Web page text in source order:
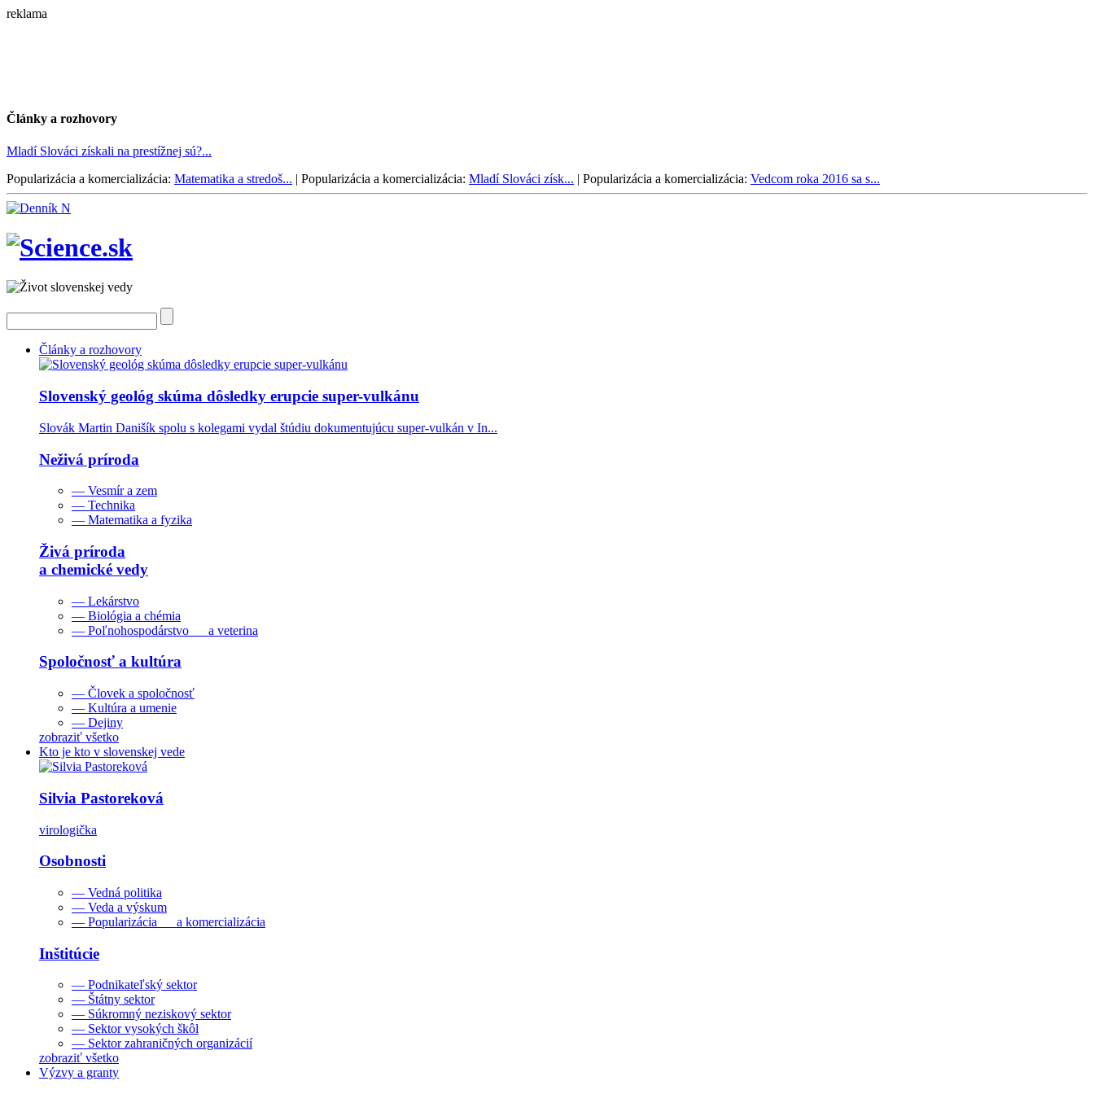
reklama
Články a rozhovory
Mladí Slováci získali na prestížnej sú?...
Popularizácia a komercializácia: Matematika a stredoš... | Popularizácia a komercializácia: Mladí Slováci získ... | Popularizácia a komercializácia: Vedcom roka 2016 sa s...
Články a rozhovory
Slovenský geológ skúma dôsledky erupcie super-vulkánu
Slovák Martin Danišík spolu s kolegami vydal štúdiu dokumentujúcu super-vulkán v In...
Neživá príroda
— Vesmír a zem
— Technika
— Matematika a fyzika
Živá príroda
a chemické vedy
— Lekárstvo
— Biológia a chémia
— Poľnohospodárstvo a veterina
Spoločnosť a kultúra
— Človek a spoločnosť
— Kultúra a umenie
— Dejiny
zobraziť všetko
Kto je kto v slovenskej vede
Silvia Pastoreková
virologička
Osobnosti
— Vedná politika
— Veda a výskum
— Popularizácia a komercializácia
Inštitúcie
— Podnikateľský sektor
— Štátny sektor
— Súkromný neziskový sektor
— Sektor vysokých škôl
— Sektor zahraničných organizácií
zobraziť všetko
Výzvy a granty